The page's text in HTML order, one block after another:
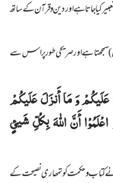
کیا جاتا ہے اور دین و قرآن کے ساتھ
سمجھتا ہے اور صریحی طور پر اس سے
عَلَیکُمْ وَ مَا أَنزَلَ عَلَیکُمْ
أَنَّ اللّٰهَ بِکُلِّ شَیئٍ
نے کتاب و حکمت کو تمھاری نصیحت کے